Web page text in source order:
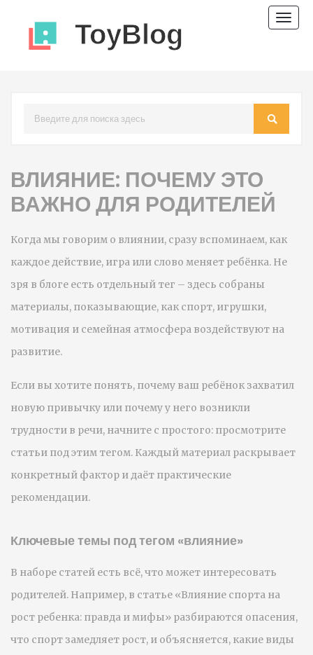
ВЛИЯНИЕ: ПОЧЕМУ ЭТО
ВАЖНО ДЛЯ РОДИТЕЛЕЙ
Когда мы говорим о влиянии, сразу вспоминаем, как
каждое действие, игра или слово меняет ребёнка. Не
зря в блоге есть отдельный тег – здесь собраны
материалы, показывающие, как спорт, игрушки,
мотивация и семейная атмосфера воздействуют на
развитие.
Если вы хотите понять, почему ваш ребёнок захватил
новую привычку или почему у него возникли
трудности в речи, начните с простого: просмотрите
статьи под этим тегом. Каждый материал раскрывает
конкретный фактор и даёт практические
рекомендации.
Ключевые темы под тегом «влияние»
В наборе статей есть всё, что может интересовать
родителей. Например, в статье «Влияние спорта на
рост ребенка: правда и мифы» разбираются опасения,
что спорт замедляет рост, и объясняется, какие виды